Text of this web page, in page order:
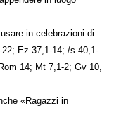
in celebrazioni di
22; Ez 37,1-14; /s 40,1-
14; Mt 7,1-2; Gv 10,
«Ragazzi in